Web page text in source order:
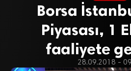
Borsa
Piyasası, 1
faaliyete
28.09.2018 -